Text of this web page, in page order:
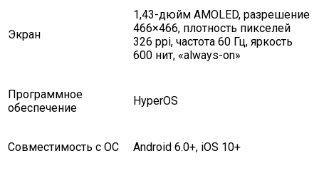
Экран
1,43-дюйм AMOLED, разрешение
466×466, плотность пикселей
326 ppi, частота 60 Гц, яркость
600 нит, «always-on»
Программное
обеспечение
HyperOS
Совместимость с ОС Android 6.0+, iOS 10+